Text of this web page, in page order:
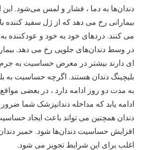
دندان‌ها به دما ، فشار و لمس می‌شود. این
بیمارانی رخ می دهد که از ژل سفید کننده
می کنند. دردهای خود به خود و عودکننده
در وسط دندان‌های جلویی رخ می دهد.
ای دارند بیشتر در معرض حساسیت به
بلیچینگ دندان هستند. اگرچه حساسیت به
به مدت دو روز ادامه دارد ، در بعضی مواقع
ادامه یابد که مداخله دندانپزشک شما
دندان همچنین می تواند باعث ایجاد
افزایش حساسیت دندان‌ها شود. خمیر دندان
اغلب برای این شرایط تجویز می شود.